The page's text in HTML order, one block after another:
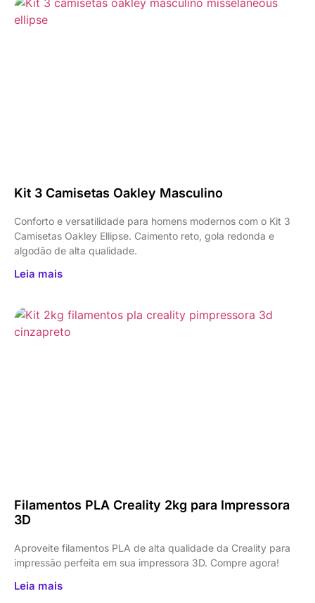
Kit 3 Camisetas Oakley Masculino
Conforto e versatilidade para homens modernos com o Kit 3
Camisetas Oakley Ellipse. Caimento reto, gola redonda e
algodão de alta qualidade.
Leia mais
Filamentos PLA Creality 2kg para Impressora
3D
Aproveite filamentos PLA de alta qualidade da Creality para
impressão perfeita em sua impressora 3D. Compre agora!
Leia mais